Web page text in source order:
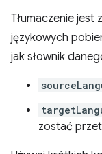
Tłumaczenie
językowych
jak słownik
zostać